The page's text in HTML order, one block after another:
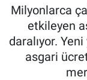
Milyonlarca
etkileyen
daralıyor.
asgari
EKONOMİ
SAĞLIK
Tüm
Son
Haber